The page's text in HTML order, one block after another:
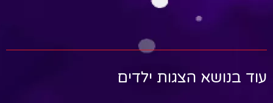
עוד בנושא הצגות ילדים